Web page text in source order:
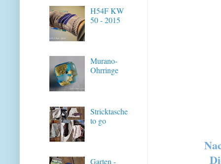
H54F KW
50 - 2015
Murano-
Ohrringe
Stricktasche
to go
Garten -